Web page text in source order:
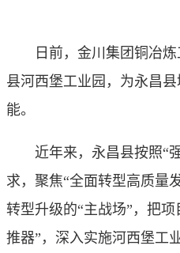
日前，金川集团铜冶
县河西堡工业园，为永昌
能。
近年来，永昌县按照“
求，聚焦“全面转型高质量
转型升级的“主战场”，把
推器”，深入实施河西堡工